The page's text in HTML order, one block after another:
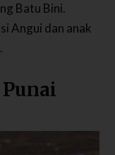
Batu Bini.
Angui dan anak